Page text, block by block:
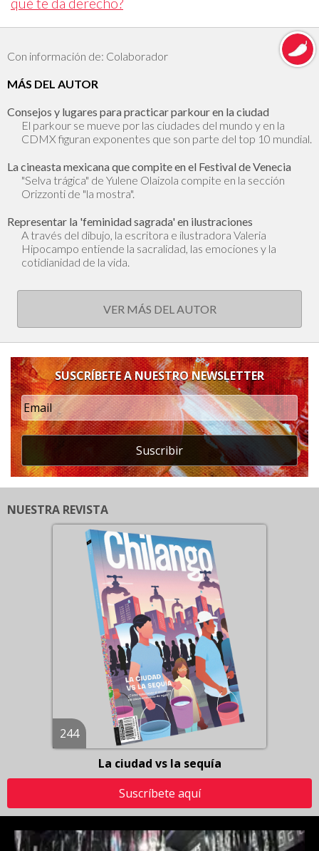
Con información de: Colaborador
MÁS DEL AUTOR
Consejos y lugares para practicar parkour en la ciudad
El parkour se mueve por las ciudades del mundo y en la
CDMX figuran exponentes que son parte del top 10 mundial.
La cineasta mexicana que compite en el Festival de Venecia
"Selva trágica" de Yulene Olaizola compite en la sección
Orizzonti de "la mostra".
Representar la 'feminidad sagrada' en ilustraciones
A través del dibujo, la escritora e ilustradora Valeria
Hipocampo entiende la sacralidad, las emociones y la
cotidianidad de la vida.
VER MÁS DEL AUTOR
SUSCRÍBETE A NUESTRO NEWSLETTER
Suscribir
NUESTRA REVISTA
244
La ciudad vs la sequía
Suscríbete aquí